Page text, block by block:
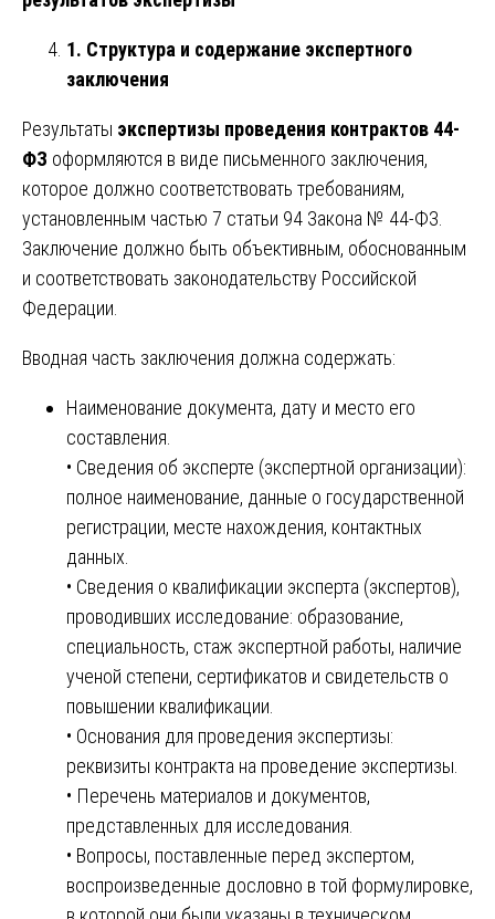
1. Структура и содержание экспертного
заключения
Результаты экспертизы проведения контрактов 44-
ФЗ оформляются в виде письменного заключения,
которое должно соответствовать требованиям,
установленным частью 7 статьи 94 Закона № 44-ФЗ.
Заключение должно быть объективным, обоснованным
и соответствовать законодательству Российской
Федерации.
Вводная часть заключения должна содержать:
Наименование документа, дату и место его
составления.
• Сведения об эксперте (экспертной организации):
полное наименование, данные о государственной
регистрации, месте нахождения, контактных
данных.
• Сведения о квалификации эксперта (экспертов),
проводивших исследование: образование,
специальность, стаж экспертной работы, наличие
ученой степени, сертификатов и свидетельств о
повышении квалификации.
• Основания для проведения экспертизы:
реквизиты контракта на проведение экспертизы.
• Перечень материалов и документов,
представленных для исследования.
• Вопросы, поставленные перед экспертом,
воспроизведенные дословно в той формулировке,